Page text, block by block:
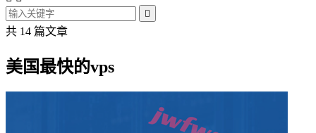

共 14 篇文章
美国最快的vps